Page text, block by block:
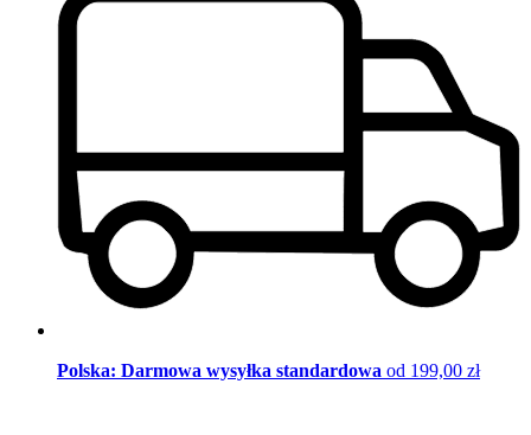
Polska: Darmowa wysyłka standardowa od 199,00 zł